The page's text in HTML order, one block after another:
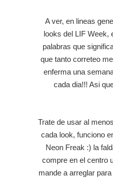
A ver, en lineas
looks del LIF Week,
palabras que
que tanto correteo
enferma una
cada dia!!! Asi
Trate de usar al
cada look, funciono
Neon Freak :) la
compre en el centro
mande a arreglar